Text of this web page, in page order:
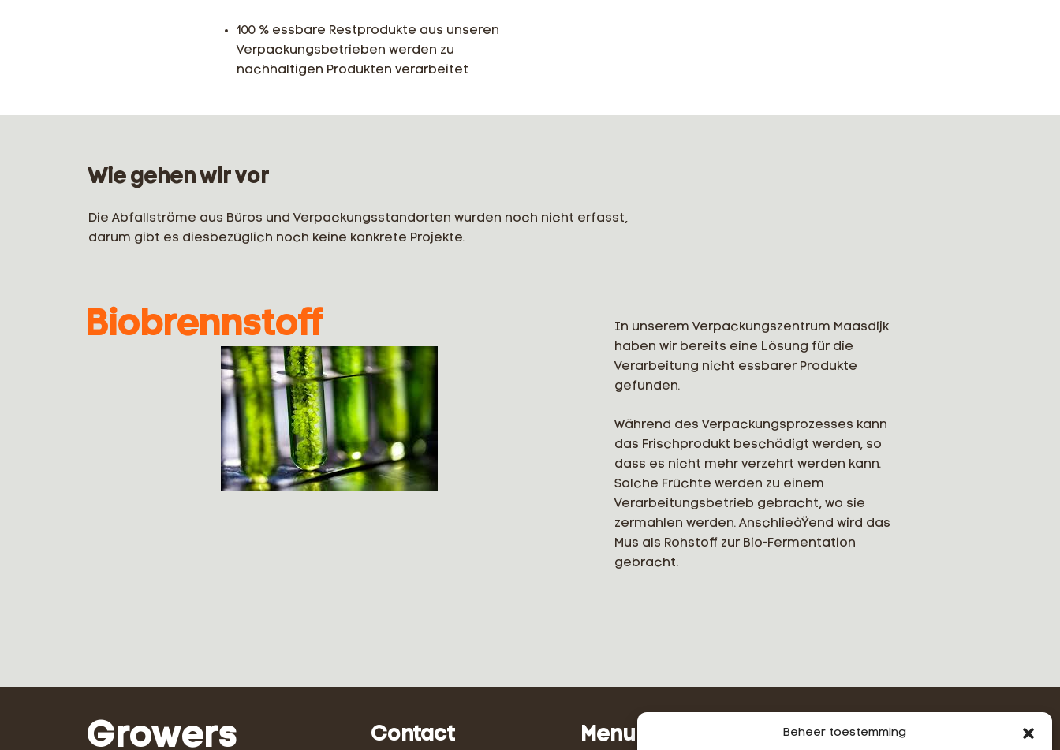
Beheer toestemming
100 % essbare Restprodukte aus unseren
Verpackungsbetrieben werden zu
nachhaltigen Produkten verarbeitet
Wie gehen wir vor
Die Abfallströme aus Büros und Verpackungsstandorten wurden noch nicht erfasst,
darum gibt es diesbezüglich noch keine konkrete Projekte.
Biobrennstoff
In unserem Verpackungszentrum Maasdijk
haben wir bereits eine Lösung für die
Verarbeitung nicht essbarer Produkte
gefunden.
Während des Verpackungsprozesses kann
das Frischprodukt beschädigt werden, so
dass es nicht mehr verzehrt werden kann.
Solche Früchte werden zu einem
Verarbeitungsbetrieb gebracht, wo sie
zermahlen werden. AnschlieàŸend wird das
Mus als Rohstoff zur Bio-Fermentation
gebracht.
Growers Contact Menu